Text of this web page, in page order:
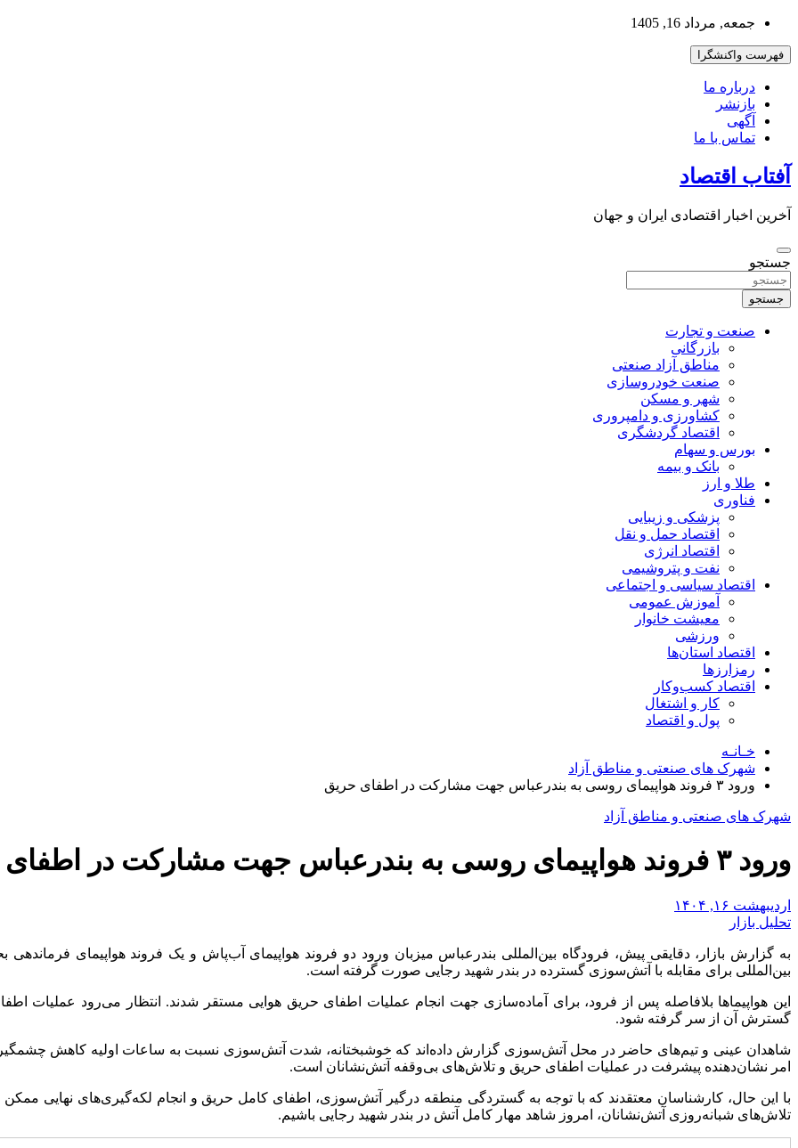
بروید
جمعه, مرداد 16, 1405
فهرست واکنشگرا
درباره ما
بازنشر
آگهی
تماس با ما
آفتاب اقتصاد
آخرین اخبار اقتصادی ایران و جهان
جستجو
جستجو
صنعت و تجارت
بازرگانی
مناطق آزاد صنعتی
صنعت خودروسازی
شهر و مسکن
کشاورزی و دامپروری
اقتصاد گردشگری
بورس و سهام
بانک و بیمه
طلا و ارز
فناوری
پزشکی و زیبایی
اقتصاد حمل و نقل
اقتصاد انرژی
نفت و پتروشیمی
اقتصاد سیاسی و اجتماعی
آموزش عمومی
معیشت خانوار
ورزشی
اقتصاد استان‌ها
رمزارزها
اقتصاد کسب‌و‌کار
کار و اشتغال
پول و اقتصاد
خـانـه
شهرک های صنعتی و مناطق آزاد
ورود ۳ فروند هواپیمای روسی به بندرعباس جهت مشارکت در اطفای حریق
شهرک های صنعتی و مناطق آزاد
ورود ۳ فروند هواپیمای روسی به بندرعباس جهت مشارکت در اطفای حریق
اردیبهشت ۱۶, ۱۴۰۴
تحلیل بازار
به گزارش بازار، دقایقی پیش، فرودگاه بین‌المللی بندرعباس میزبان ورود دو فروند هواپیمای آب‌پاش و یک فروند هواپیمای
بین‌المللی برای مقابله با آتش‌سوزی گسترده در بندر شهید رجایی صورت گرفته است.
این هواپیماها بلافاصله پس از فرود، برای آماده‌سازی جهت انجام عملیات اطفای حریق هوایی مستقر شدند. انتظار می‌رود عملیات
گسترش آن از سر گرفته شود.
شاهدان عینی و تیم‌های حاضر در محل آتش‌سوزی گزارش داده‌اند که خوشبختانه، شدت آتش‌سوزی نسبت به ساعات اولیه کاهش
امر نشان‌دهنده پیشرفت در عملیات اطفای حریق و تلاش‌های بی‌وقفه آتش‌نشانان است.
با این حال، کارشناسان معتقدند که با توجه به گستردگی منطقه درگیر آتش‌سوزی، اطفای کامل حریق و انجام لکه‌گیری‌های نهایی
تلاش‌های شبانه‌روزی آتش‌نشانان، امروز شاهد مهار کامل آتش در بندر شهید رجایی باشیم.